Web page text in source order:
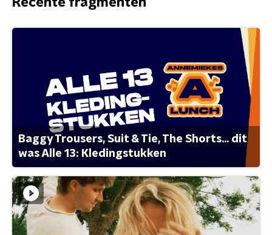
Baggy Trousers, Suit & Tie, The Shorts... dit
was Alle 13: Kledingstukken